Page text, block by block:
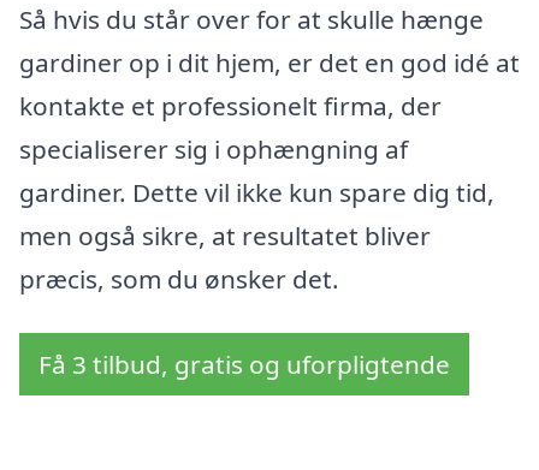
Så hvis du står over for at skulle hænge
gardiner op i dit hjem, er det en god idé at
kontakte et professionelt firma, der
specialiserer sig i ophængning af
gardiner. Dette vil ikke kun spare dig tid,
men også sikre, at resultatet bliver
præcis, som du ønsker det.
Få 3 tilbud, gratis og uforpligtende